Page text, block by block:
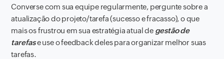
Converse com sua equipe regularmente, pergunte sobre a
atualização do projeto/tarefa (sucesso e fracasso), o que
mais os frustrou em sua estratégia atual de gestão de
tarefase use o feedback deles para organizar melhor suas
tarefas.